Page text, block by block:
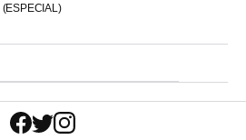
(ESPECIAL)